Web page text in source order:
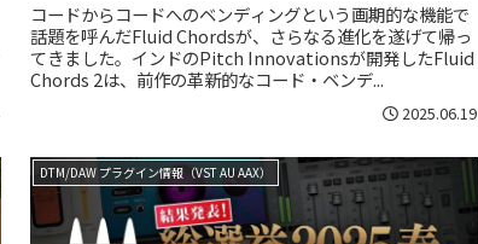
コードからコードへのベンディングという画期的な機能で
話題を呼んだFluid Chordsが、さらなる進化を遂げて帰っ
てきました。インドのPitch Innovationsが開発したFluid
Chords 2は、前作の革新的なコード・ベンデ...
2025.06.19
DTM/DAW プラグイン情報（VST AU AAX）